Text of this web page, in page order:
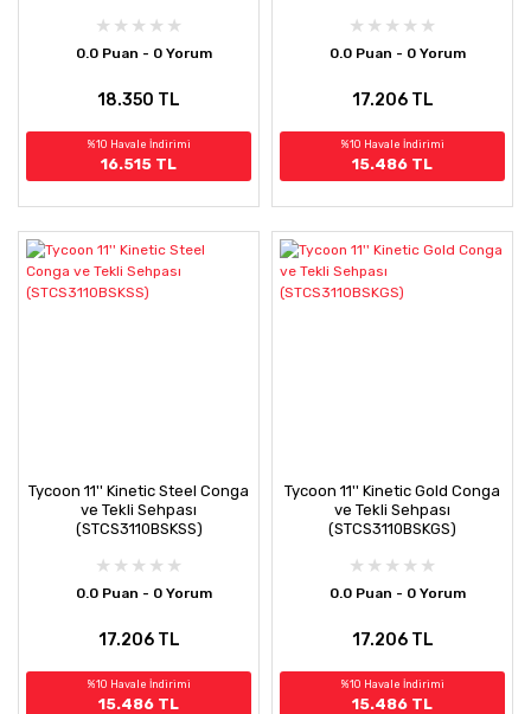
0.0 Puan - 0 Yorum
18.350 TL
%10 Havale İndirimi
16.515 TL
0.0 Puan - 0 Yorum
17.206 TL
%10 Havale İndirimi
15.486 TL
Tycoon 11'' Kinetic Steel Conga
ve Tekli Sehpası
(STCS3110BSKSS)
0.0 Puan - 0 Yorum
17.206 TL
%10 Havale İndirimi
15.486 TL
Tycoon 11'' Kinetic Gold Conga
ve Tekli Sehpası
(STCS3110BSKGS)
0.0 Puan - 0 Yorum
17.206 TL
%10 Havale İndirimi
15.486 TL